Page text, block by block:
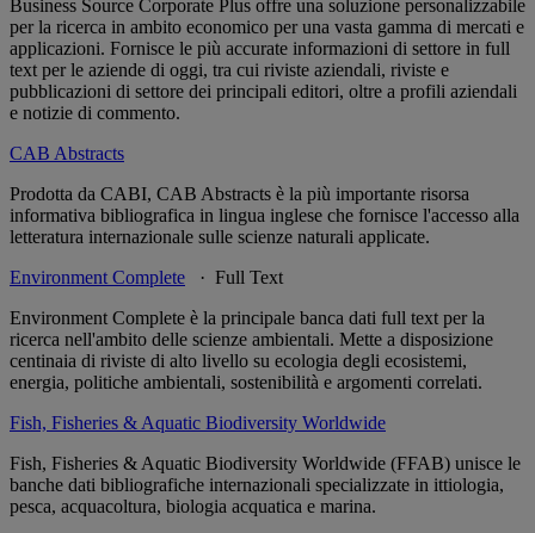
Business Source Corporate Plus offre una soluzione personalizzabile
per la ricerca in ambito economico per una vasta gamma di mercati e
applicazioni. Fornisce le più accurate informazioni di settore in full
text per le aziende di oggi, tra cui riviste aziendali, riviste e
pubblicazioni di settore dei principali editori, oltre a profili aziendali
e notizie di commento.
CAB Abstracts
Prodotta da CABI, CAB Abstracts è la più importante risorsa
informativa bibliografica in lingua inglese che fornisce l'accesso alla
letteratura internazionale sulle scienze naturali applicate.
Environment Complete
· Full Text
Environment Complete è la principale banca dati full text per la
ricerca nell'ambito delle scienze ambientali. Mette a disposizione
centinaia di riviste di alto livello su ecologia degli ecosistemi,
energia, politiche ambientali, sostenibilità e argomenti correlati.
Fish, Fisheries & Aquatic Biodiversity Worldwide
Fish, Fisheries & Aquatic Biodiversity Worldwide (FFAB) unisce le
banche dati bibliografiche internazionali specializzate in ittiologia,
pesca, acquacoltura, biologia acquatica e marina.